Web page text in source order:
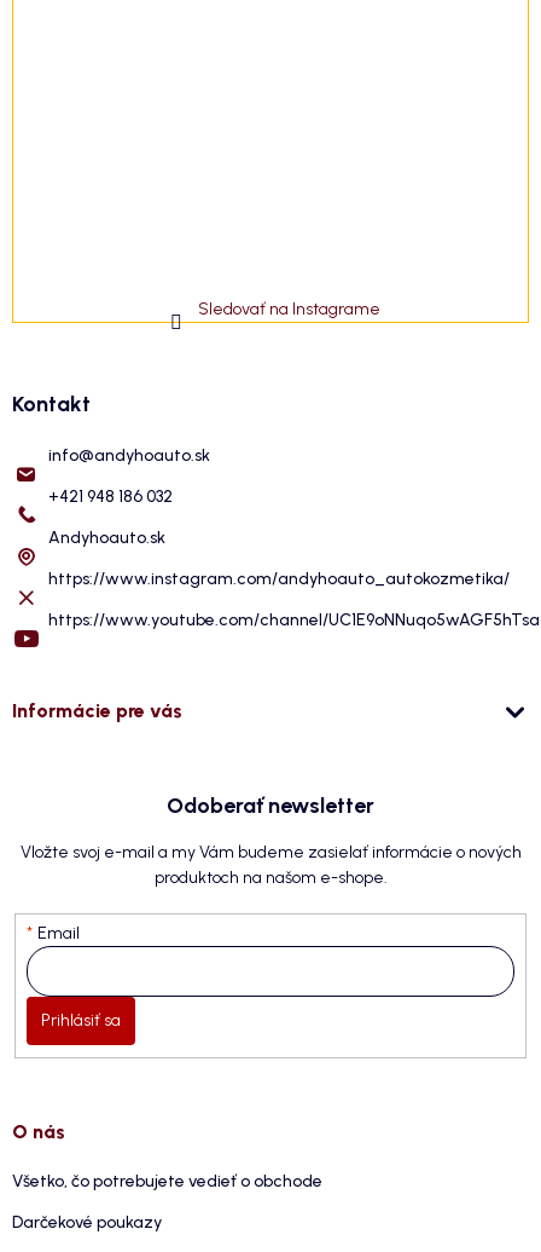
Sledovať na Instagrame
Kontakt
info@andyhoauto.sk
+421 948 186 032
Andyhoauto.sk
https://www.instagram.com/andyhoauto_autokozmetika/
https://www.youtube.com/channel/
Informácie pre vás
Odoberať newsletter
Vložte svoj e-mail a my Vám budeme zasielať informácie o nových
produktoch na našom e-shope.
Email
Prihlásiť sa
O nás
Všetko, čo potrebujete vedieť o obchode
Darčekové poukazy